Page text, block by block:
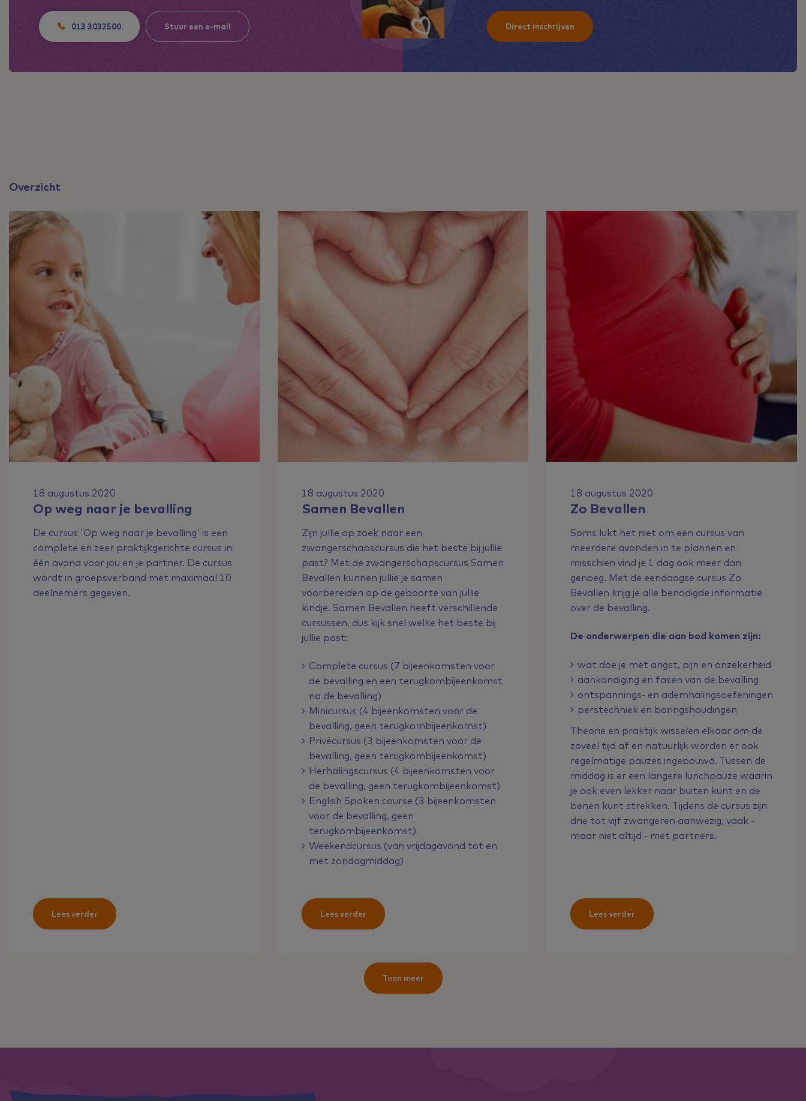
013 3032500 Stuur een e-mail Direct inschrijven
Overzicht
18 augustus 2020
Op weg naar je bevalling
De cursus 'Op weg naar je bevalling' is een
complete en zeer praktijkgerichte cursus in
één avond voor jou en je partner. De cursus
wordt in groepsverband met maximaal 10
deelnemers gegeven.
Lees verder
18 augustus 2020
Samen Bevallen
Zijn jullie op zoek naar een
zwangerschapscursus die het beste bij jullie
past? Met de zwangerschapscursus Samen
Bevallen kunnen jullie je samen
voorbereiden op de geboorte van jullie
kindje. Samen Bevallen heeft verschillende
cursussen, dus kijk snel welke het beste bij
jullie past:
Complete cursus (7 bijeenkomsten voor
de bevalling en een terugkombijeenkomst
na de bevalling)
Minicursus (4 bijeenkomsten voor de
bevalling, geen terugkombijeenkomst)
Privécursus (3 bijeenkomsten voor de
bevalling, geen terugkombijeenkomst)
Herhalingscursus (4 bijeenkomsten voor
de bevalling, geen terugkombijeenkomst)
English Spoken course (3 bijeenkomsten
voor de bevalling, geen
terugkombijeenkomst)
Weekendcursus (van vrijdagavond tot en
met zondagmiddag)
Lees verder
18 augustus 2020
Zo Bevallen
Soms lukt het niet om een cursus van
meerdere avonden in te plannen en
misschien vind je 1 dag ook meer dan
genoeg. Met de eendaagse cursus Zo
Bevallen krijg je alle benodigde informatie
over de bevalling.
De onderwerpen die aan bod komen zijn:
wat doe je met angst, pijn en onzekerheid
aankondiging en fasen van de bevalling
ontspannings- en ademhalingsoefeningen
perstechniek en baringshoudingen
Theorie en praktijk wisselen elkaar om de
zoveel tijd af en natuurlijk worden er ook
regelmatige pauzes ingebouwd. Tussen de
middag is er een langere lunchpauze waarin
je ook even lekker naar buiten kunt en de
benen kunt strekken. Tijdens de cursus zijn
drie tot vijf zwangeren aanwezig, vaak -
maar niet altijd - met partners.
Lees verder
Toon meer